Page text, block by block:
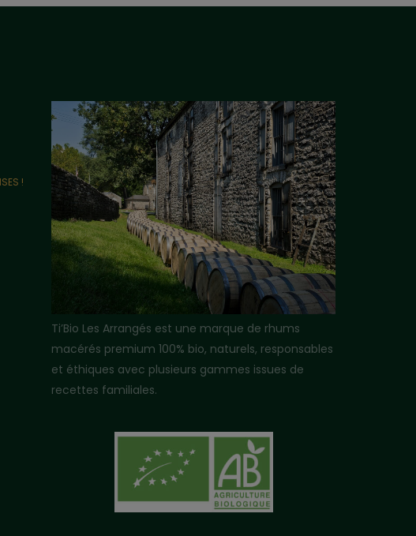
!
Ti’Bio Les Arrangés est une marque de rhums
macérés premium 100% bio, naturels, responsables
et éthiques avec plusieurs gammes issues de
recettes familiales.